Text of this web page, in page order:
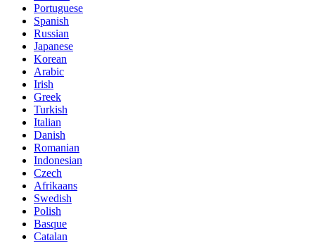
Portuguese
Spanish
Russian
Japanese
Korean
Arabic
Irish
Greek
Turkish
Italian
Danish
Romanian
Indonesian
Czech
Afrikaans
Swedish
Polish
Basque
Catalan